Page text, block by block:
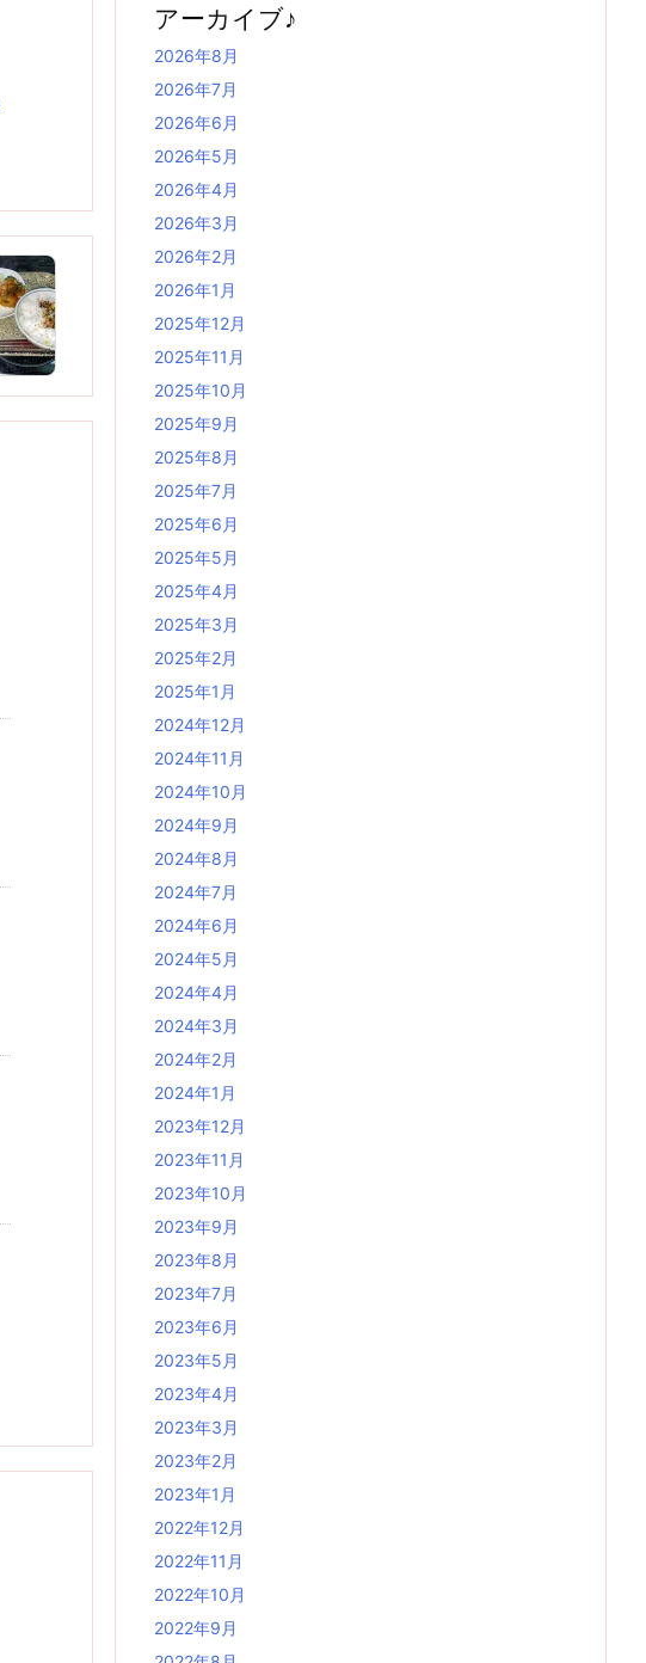
アーカイブ♪
2026年8月
2026年7月
2026年6月
2026年5月
2026年4月
2026年3月
2026年2月
2026年1月
2025年12月
2025年11月
2025年10月
2025年9月
2025年8月
2025年7月
2025年6月
2025年5月
2025年4月
2025年3月
2025年2月
2025年1月
2024年12月
2024年11月
2024年10月
2024年9月
2024年8月
2024年7月
2024年6月
2024年5月
2024年4月
2024年3月
2024年2月
2024年1月
2023年12月
2023年11月
2023年10月
2023年9月
2023年8月
2023年7月
2023年6月
2023年5月
2023年4月
2023年3月
2023年2月
2023年1月
2022年12月
2022年11月
2022年10月
2022年9月